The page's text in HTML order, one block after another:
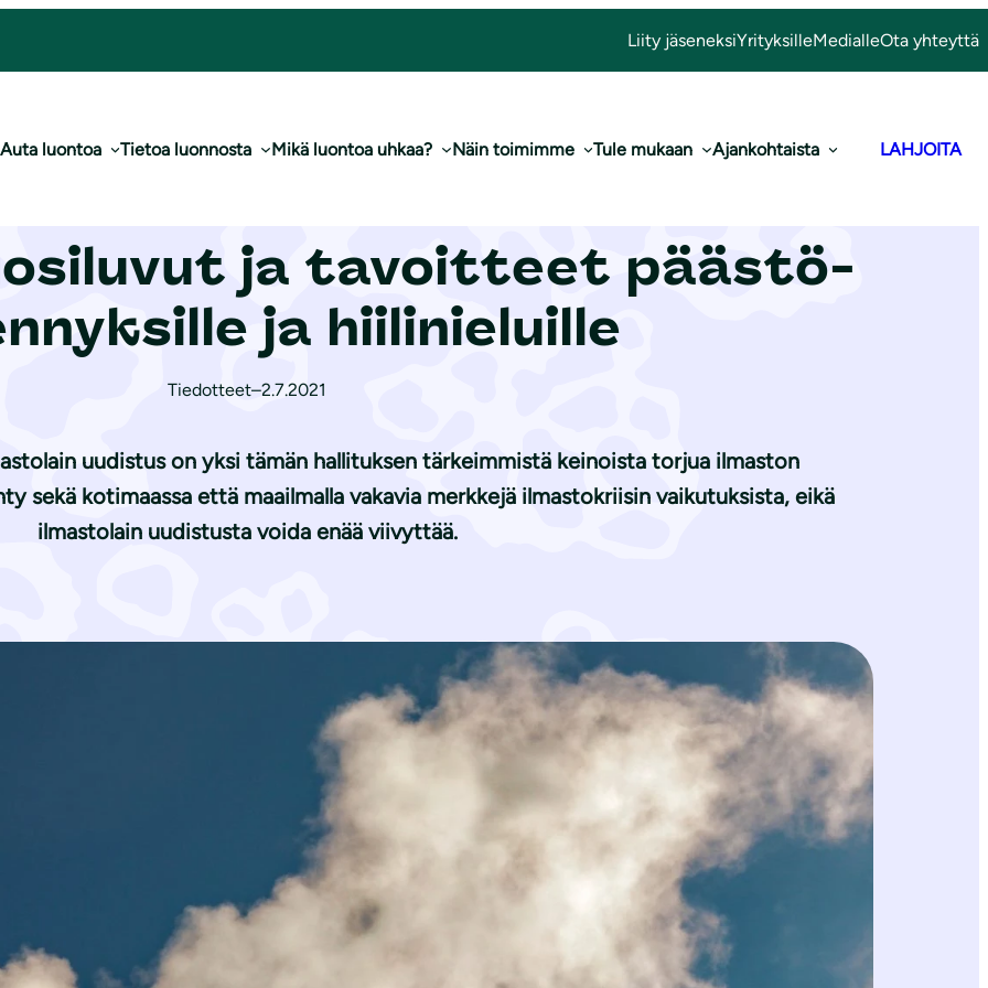
Liity jäseneksiYrityksilleMedialleOta yhteyttä
Auta luontoa Tietoa luonnosta Mikä luontoa uhkaa? Näin toimimme Tule mukaan Ajankohtaista LAHJOITA
ja tavoitteet pääs­tö­vä­hen­nyk­sil­le ja hiilinieluille
ja tavoitteet pääs­tö­
ja hiilinieluille
Tiedotteet–2.7.2021
uudistus on yksi tämän hallituksen tärkeimmistä keinoista torjua ilmaston
sekä kotimaassa että maailmalla vakavia merkkejä ilmastokriisin vaikutuksista, eikä
ilmastolain uudistusta voida enää viivyttää.